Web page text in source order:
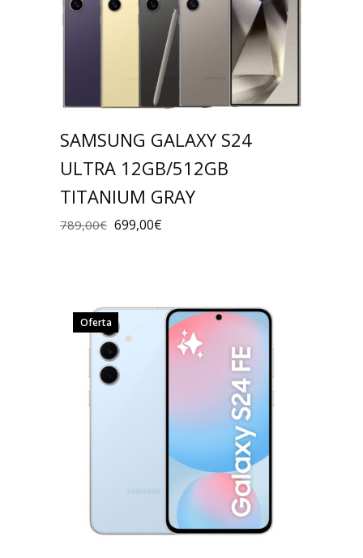
SAMSUNG GALAXY S24
ULTRA 12GB/512GB
TITANIUM GRAY
789,00€ 699,00€
Oferta